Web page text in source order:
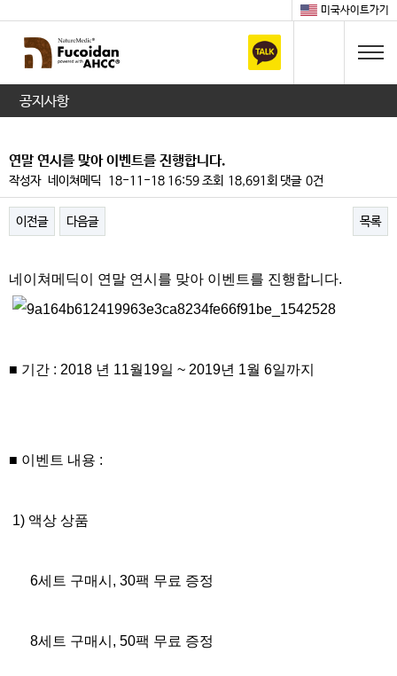
미국사이트가기
공지사항
연말 연시를 맞아 이벤트를 진행합니다.
작성자 네이쳐메딕 18-11-18 16:59조회 18,691회 댓글 0건
이전글 다음글 목록
네이쳐메딕이 연말 연시를 맞아 이벤트를 진행합니다.
■ 기간 : 2018 년 11월19일 ~ 2019년 1월 6일까지
■ 이벤트 내용 :
1) 액상 상품
6세트 구매시, 30팩 무료 증정
8세트 구매시, 50팩 무료 증정